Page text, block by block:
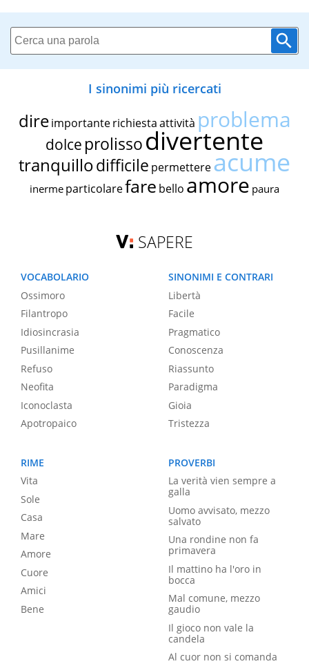
I sinonimi più ricercati
dire importante richiestaattività problema
dolce prolissodivertente
tranquillodifficile permettereacume
inerme particolarefare bello amore paura
SAPERE
VOCABOLARIO
Ossimoro
Filantropo
Idiosincrasia
Pusillanime
Refuso
Neofita
Iconoclasta
Apotropaico
SINONIMI E CONTRARI
Libertà
Facile
Pragmatico
Conoscenza
Riassunto
Paradigma
Gioia
Tristezza
RIME
Vita
Sole
Casa
Mare
Amore
Cuore
Amici
Bene
PROVERBI
La verità vien sempre a
galla
Uomo avvisato, mezzo
salvato
Una rondine non fa
primavera
Il mattino ha l'oro in
bocca
Mal comune, mezzo
gaudio
Il gioco non vale la
candela
Al cuor non si comanda